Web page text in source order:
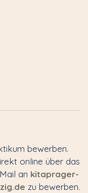
bewerben.
online über das
an kitaprager-
zu bewerben.